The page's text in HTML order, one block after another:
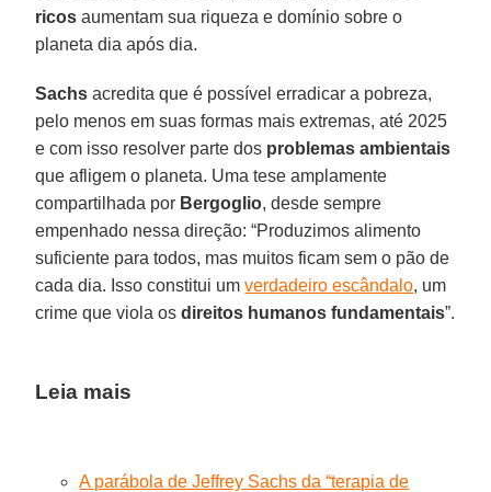
ricos aumentam sua riqueza e domínio sobre o
planeta dia após dia.
Sachs acredita que é possível erradicar a pobreza,
pelo menos em suas formas mais extremas, até 2025
e com isso resolver parte dos problemas ambientais
que afligem o planeta. Uma tese amplamente
compartilhada por Bergoglio, desde sempre
empenhado nessa direção: “Produzimos alimento
suficiente para todos, mas muitos ficam sem o pão de
cada dia. Isso constitui umverdadeiro escândalo, um
crime que viola osdireitos humanos fundamentais”.
Leia mais
A parábola de Jeffrey Sachs da “terapia de